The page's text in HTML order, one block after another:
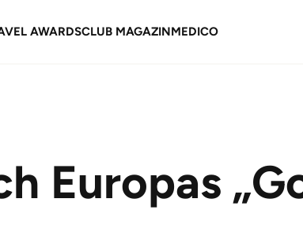
AWARDSCLUB MAGAZINMEDICO
Europas